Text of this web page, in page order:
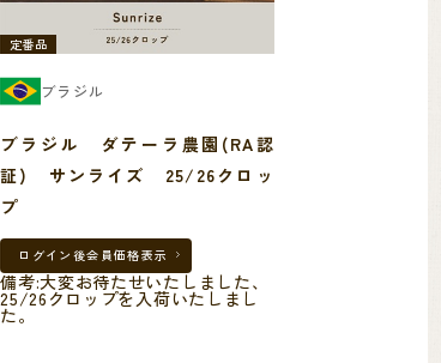
定番品
ブラジル
ブラジル ダテーラ農園(RA認
証) サンライズ 25/26クロッ
プ
ログイン後会員価格表示
備考:大変お待たせいたしました、
25/26クロップを入荷いたしまし
た。